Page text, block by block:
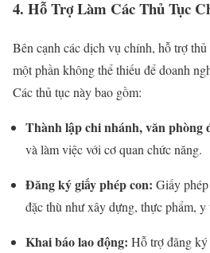
4. Hỗ Trợ Làm Các Thủ Tục
Bên cạnh các dịch vụ chính, hỗ trợ
một phần không thể thiếu để doanh
Các thủ tục này bao gồm:
Thành lập chi nhánh, văn phòng
và làm việc với cơ quan chức năng.
Đăng ký giấy phép con: Giấy
đặc thù như xây dựng, thực phẩm,
Khai báo lao động: Hỗ trợ đăng